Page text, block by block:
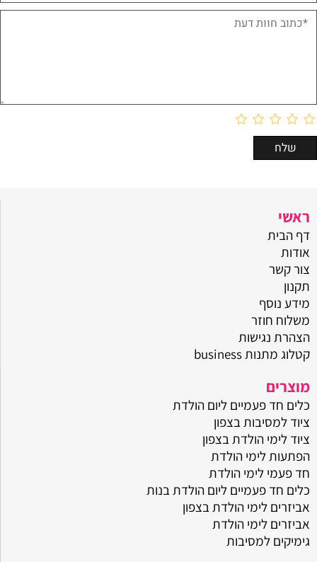
ראשי
דף הבית
אודות
צור קשר
תקנון
מידע נוסף
משלוח חוזר
הצהרת נגישות
קטלוג מתנות business
מוצרים
כלים חד פעמיים ליום הולדת
ציוד למסיבות בצפון
ציוד לימי הולדת בצפון
הפתעות לימי הולדת
חד פעמי לימי הולדת
כלים חד פעמיים ליום הולדת בנות
אביזרים לימי הולדת בצפון
אביזרים לימי הולדת
גימיקים למסיבות